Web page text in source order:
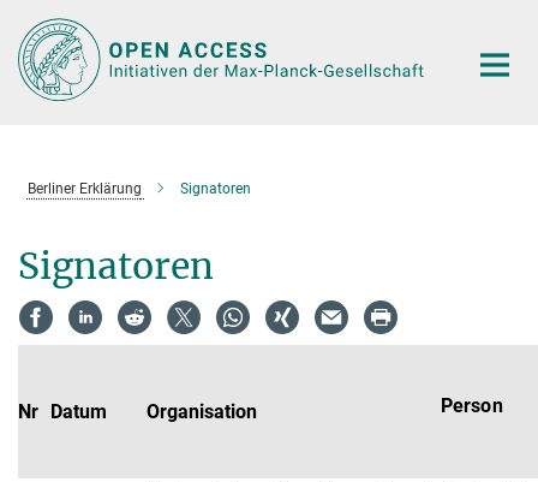
Hauptinhalt
Berliner Erklärung Signatoren
Signatoren
Nr Datum Organisation Person